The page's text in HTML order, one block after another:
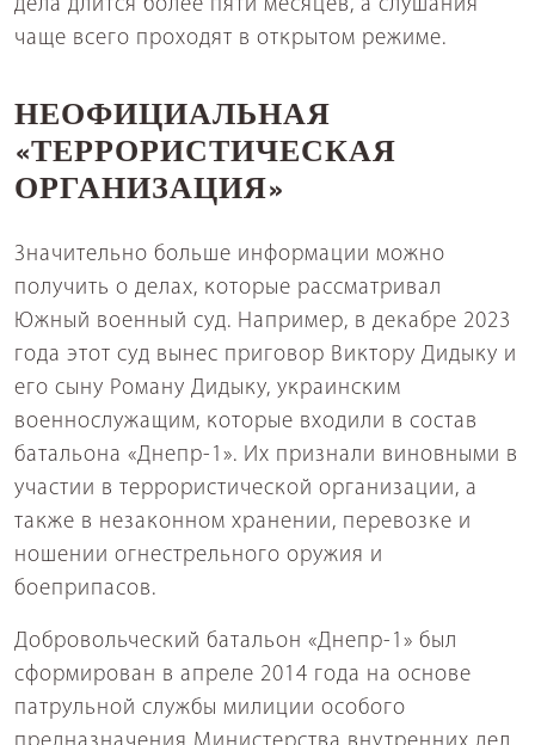
дела длится более пяти месяцев, а слушания
чаще всего проходят в открытом режиме.
НЕОФИЦИАЛЬНАЯ
«ТЕРРОРИСТИЧЕСКАЯ
ОРГАНИЗАЦИЯ»
Значительно больше информации можно
получить о делах, которые рассматривал
Южный военный суд. Например, в декабре 2023
года этот суд вынес приговор Виктору Дидыку и
его сыну Роману Дидыку, украинским
военнослужащим, которые входили в состав
батальона «Днепр-1». Их признали виновными в
участии в террористической организации, а
также в незаконном хранении, перевозке и
ношении огнестрельного оружия и
боеприпасов.
Добровольческий батальон «Днепр-1» был
сформирован в апреле 2014 года на основе
патрульной службы милиции особого